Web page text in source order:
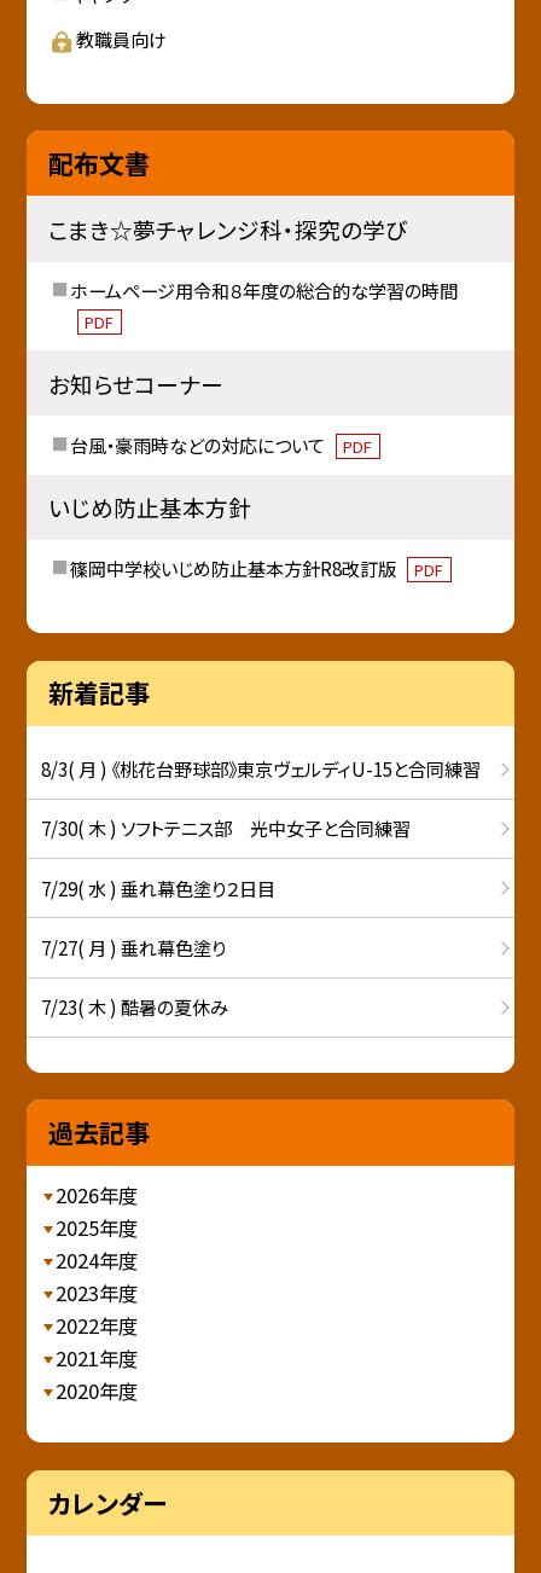
教職員向け
配布文書
こまき☆夢チャレンジ科・探究の学び
ホームページ用令和８年度の総合的な学習の時間
PDF
お知らせコーナー
台風・豪雨時などの対応について PDF
いじめ防止基本方針
篠岡中学校いじめ防止基本方針R8改訂版 PDF
新着記事
8/3( 月 ) 《桃花台野球部》東京ヴェルディU-15と合同練習
7/30( 木 ) ソフトテニス部 光中女子と合同練習
7/29( 水 ) 垂れ幕色塗り２日目
7/27( 月 ) 垂れ幕色塗り
7/23( 木 ) 酷暑の夏休み
過去記事
2026年度
2025年度
2024年度
2023年度
2022年度
2021年度
2020年度
カレンダー